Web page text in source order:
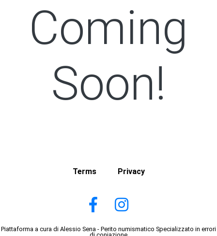
Coming
Soon!
Terms Privacy
Piattaforma a cura di Alessio Sena - Perito numismatico Specializzato in errori